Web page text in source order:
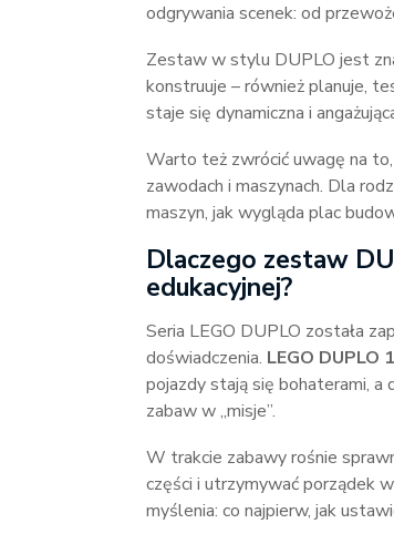
odgrywania scenek: od
Zestaw w stylu DUPLO jest
konstruuje – również planuje,
staje się dynamiczna i
Warto też zwrócić uwagę na
zawodach i maszynach. Dla
maszyn, jak wygląda plac
Dlaczego zestaw
edukacyjnej?
Seria LEGO DUPLO została
doświadczenia. LEGO
pojazdy stają się bohaterami, a
zabaw w „misje”.
W trakcie zabawy rośnie
części i utrzymywać porządek
myślenia: co najpierw, jak